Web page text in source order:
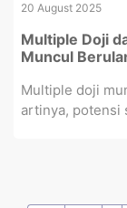
20 August 2025
Multiple Doji
Muncul
Multiple doji
artinya, potensi